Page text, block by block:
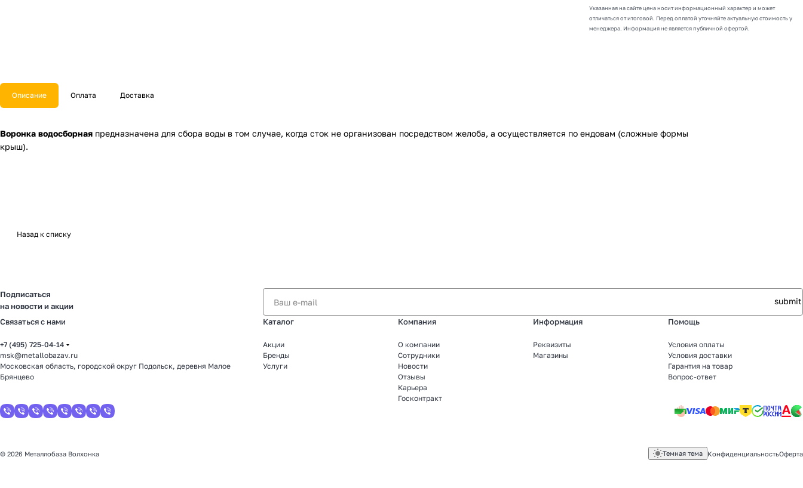
Указанная на сайте цена носит информационный характер и может
отличаться от итоговой. Перед оплатой уточняйте актуальную стоимость у
менеджера. Информация не является публичной офертой.
Описание Оплата Доставка
Воронка водосборная предназначена для сбора воды в том случае, когда сток не организован посредством желоба, а осуществляется по ендовам (сложные формы
крыш).
Назад к списку
Подписаться
на новости и акции
Связаться с нами
+7 (495) 725-04-14
msk@metallobazav.ru
Московская область, городской округ Подольск, деревня Малое
Брянцево
Каталог
Акции
Бренды
Услуги
Компания
О компании
Сотрудники
Новости
Отзывы
Карьера
Госконтракт
Информация
Реквизиты
Магазины
Помощь
Условия оплаты
Условия доставки
Гарантия на товар
Вопрос-ответ
© 2026 Металлобаза Волхонка Темная тема КонфиденциальностьОферта